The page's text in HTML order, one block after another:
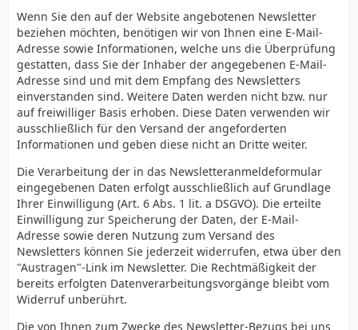
Wenn Sie den auf der Website angebotenen Newsletter
beziehen möchten, benötigen wir von Ihnen eine E-Mail-
Adresse sowie Informationen, welche uns die Überprüfung
gestatten, dass Sie der Inhaber der angegebenen E-Mail-
Adresse sind und mit dem Empfang des Newsletters
einverstanden sind. Weitere Daten werden nicht bzw. nur
auf freiwilliger Basis erhoben. Diese Daten verwenden wir
ausschließlich für den Versand der angeforderten
Informationen und geben diese nicht an Dritte weiter.
Die Verarbeitung der in das Newsletteranmeldeformular
eingegebenen Daten erfolgt ausschließlich auf Grundlage
Ihrer Einwilligung (Art. 6 Abs. 1 lit. a DSGVO). Die erteilte
Einwilligung zur Speicherung der Daten, der E-Mail-
Adresse sowie deren Nutzung zum Versand des
Newsletters können Sie jederzeit widerrufen, etwa über den
"Austragen"-Link im Newsletter. Die Rechtmäßigkeit der
bereits erfolgten Datenverarbeitungsvorgänge bleibt vom
Widerruf unberührt.
Die von Ihnen zum Zwecke des Newsletter-Bezugs bei uns